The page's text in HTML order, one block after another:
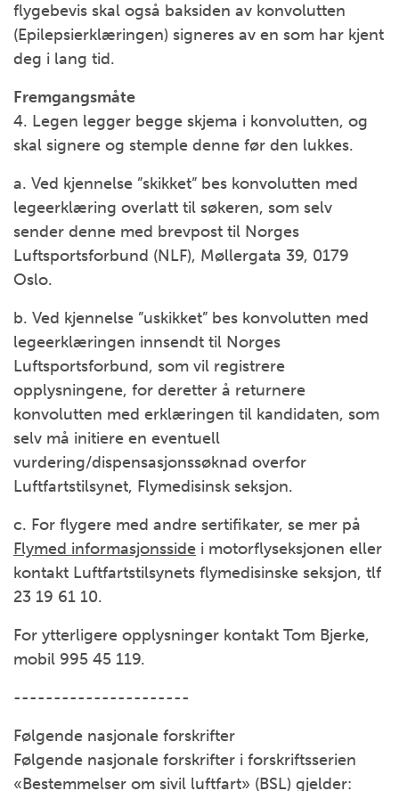
flygebevis skal også baksiden av konvolutten
(Epilepsierklæringen) signeres av en som har kjent
deg i lang tid.
Fremgangsmåte
4. Legen legger begge skjema i konvolutten, og
skal signere og stemple denne før den lukkes.
a. Ved kjennelse ”skikket” bes konvolutten med
legeerklæring overlatt til søkeren, som selv
sender denne med brevpost til Norges
Luftsportsforbund (NLF), Møllergata 39, 0179
Oslo.
b. Ved kjennelse ”uskikket” bes konvolutten med
legeerklæringen innsendt til Norges
Luftsportsforbund, som vil registrere
opplysningene, for deretter å returnere
konvolutten med erklæringen til kandidaten, som
selv må initiere en eventuell
vurdering/dispensasjonssøknad overfor
Luftfartstilsynet, Flymedisinsk seksjon.
c. For flygere med andre sertifikater, se mer på
Flymed informasjonsside i motorflyseksjonen eller
kontakt Luftfartstilsynets flymedisinske seksjon, tlf
23 19 61 10.
For ytterligere opplysninger kontakt Tom Bjerke,
mobil 995 45 119.
----------------------
Følgende nasjonale forskrifter
Følgende nasjonale forskrifter i forskriftsserien
«Bestemmelser om sivil luftfart» (BSL) gjelder: